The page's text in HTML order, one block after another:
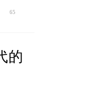
65
的